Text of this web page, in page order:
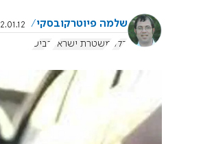
שלמה פיוטרקובסקי
2.01.12, 23:26
דלק משטרת ישראל כביש